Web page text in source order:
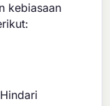
kebiasaan